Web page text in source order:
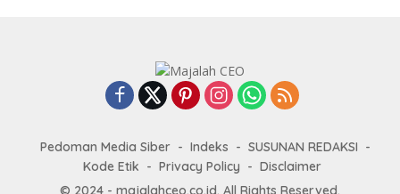
Pedoman Media Siber Indeks
SUSUNAN REDAKSI
Kode Etik
Privacy Policy
Disclaimer
© 2024 - majalahceo.co.id. All Rights Reserved.